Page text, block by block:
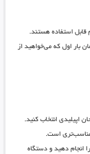
قابل استفاده هستند.
بار اول که می‌خواهید از
اپیلیدی انتخاب کنید.
مناسب‌تری است.
انجام دهید و دستگاه